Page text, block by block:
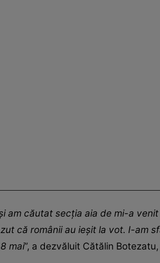
am căutat secția aia de mi-a
că românii au ieșit la vot. I-am
mai”, a dezvăluit Cătălin